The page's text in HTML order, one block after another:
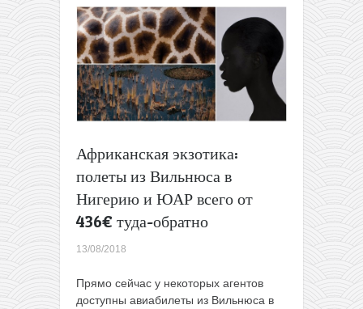
всего
за
180€
в
одну
сторону!
В
декабре.
Африканская экзотика:
полеты из Вильнюса в
Нигерию и ЮАР всего от
436€ туда-обратно
13/08/2018
Прямо сейчас у некоторых агентов
доступны авиабилеты из Вильнюса в